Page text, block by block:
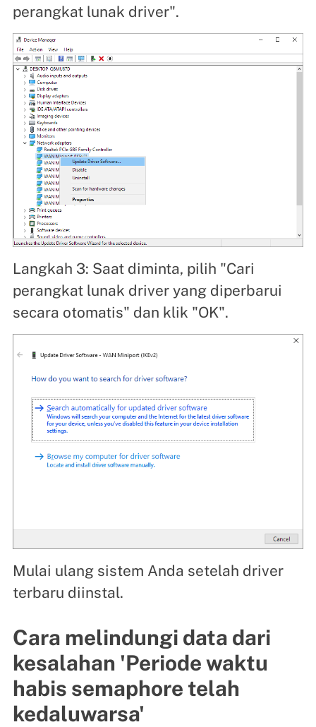
perangkat lunak driver".
Langkah 3: Saat diminta, pilih "Cari
perangkat lunak driver yang diperbarui
secara otomatis" dan klik "OK".
Mulai ulang sistem Anda setelah driver
terbaru diinstal.
Cara melindungi data dari
kesalahan 'Periode waktu
habis semaphore telah
kedaluwarsa'